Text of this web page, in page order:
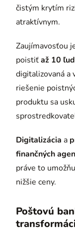
čistým krytím
atraktívnym.
Zaujímavosťou
poistiťaž 10
digitalizovaná a
riešenie
produktu sa
Digitalizácia a
finančných
práve to
nižšie ceny.
Poštovú